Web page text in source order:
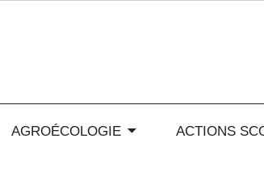
Rhône-
AGROÉCOLOGIE ACTIONS